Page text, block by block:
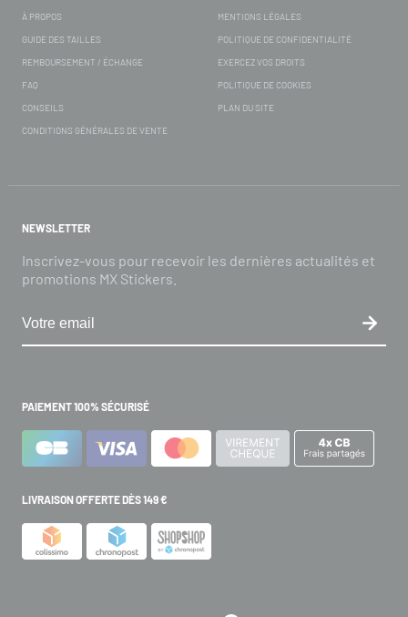
À PROPOS
GUIDE DES TAILLES
REMBOURSEMENT / ÉCHANGE
FAQ
CONSEILS
CONDITIONS GÉNÉRALES DE VENTE
MENTIONS LÉGALES
POLITIQUE DE CONFIDENTIALITÉ
EXERCEZ VOS DROITS
POLITIQUE DE COOKIES
PLAN DU SITE
NEWSLETTER
Inscrivez-vous pour recevoir les dernières actualités et
promotions MX Stickers.
PAIEMENT 100% SÉCURISÉ
LIVRAISON OFFERTE DÈS 149 €